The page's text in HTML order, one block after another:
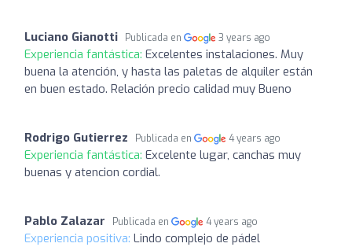
Luciano Gianotti Publicada en 3 years ago
Experiencia fantástica: Excelentes instalaciones. Muy
buena la atención, y hasta las paletas de alquiler están
en buen estado. Relación precio calidad muy Bueno
Rodrigo Gutierrez Publicada en 4 years ago
Experiencia fantástica: Excelente lugar, canchas muy
buenas y atencion cordial.
Pablo Zalazar Publicada en 4 years ago
Experiencia positiva: Lindo complejo de pádel